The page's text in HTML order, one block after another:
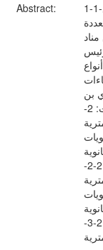
Abstract:
1-1-التساؤل الرئيس الأول: ما طبيعة العلاقة بين
الرئيس
بن
مناد ببوسعادة حسب مقاربة جاردنر؟ 2-الفرضيات: 2-
زيري بن مناد ببوسعادة حسب مقاربة جاردنر. 2-2-
زيري بن مناد ببوسعادة حسب مقاربة جاردنر. 2-3-